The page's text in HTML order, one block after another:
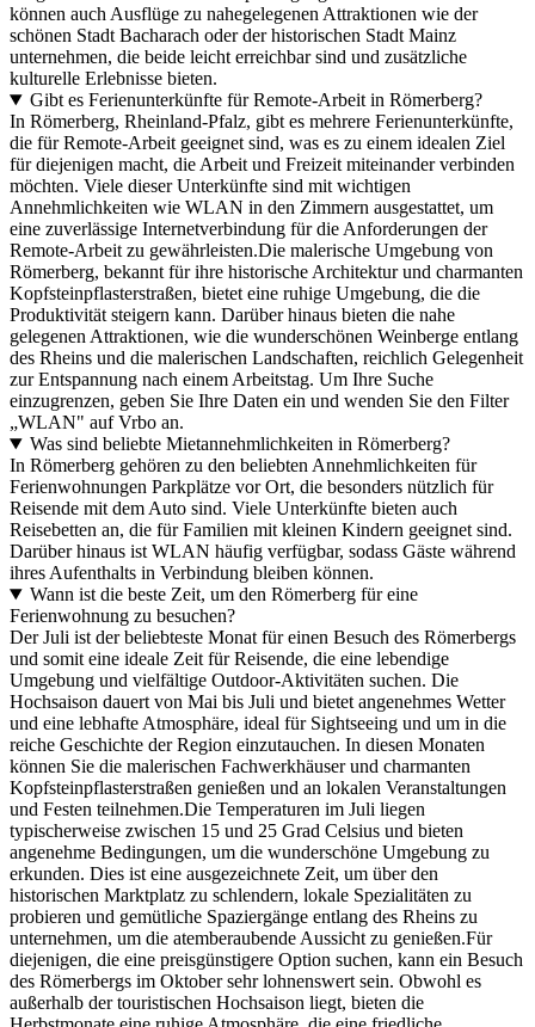
können auch Ausflüge zu nahegelegenen Attraktionen wie der
schönen Stadt Bacharach oder der historischen Stadt Mainz
unternehmen, die beide leicht erreichbar sind und zusätzliche
kulturelle Erlebnisse bieten.
Gibt es Ferienunterkünfte für Remote-Arbeit in Römerberg?
In Römerberg, Rheinland-Pfalz, gibt es mehrere Ferienunterkünfte,
die für Remote-Arbeit geeignet sind, was es zu einem idealen Ziel
für diejenigen macht, die Arbeit und Freizeit miteinander verbinden
möchten. Viele dieser Unterkünfte sind mit wichtigen
Annehmlichkeiten wie WLAN in den Zimmern ausgestattet, um
eine zuverlässige Internetverbindung für die Anforderungen der
Remote-Arbeit zu gewährleisten.Die malerische Umgebung von
Römerberg, bekannt für ihre historische Architektur und charmanten
Kopfsteinpflasterstraßen, bietet eine ruhige Umgebung, die die
Produktivität steigern kann. Darüber hinaus bieten die nahe
gelegenen Attraktionen, wie die wunderschönen Weinberge entlang
des Rheins und die malerischen Landschaften, reichlich Gelegenheit
zur Entspannung nach einem Arbeitstag. Um Ihre Suche
einzugrenzen, geben Sie Ihre Daten ein und wenden Sie den Filter
„WLAN" auf Vrbo an.
Was sind beliebte Mietannehmlichkeiten in Römerberg?
In Römerberg gehören zu den beliebten Annehmlichkeiten für
Ferienwohnungen Parkplätze vor Ort, die besonders nützlich für
Reisende mit dem Auto sind. Viele Unterkünfte bieten auch
Reisebetten an, die für Familien mit kleinen Kindern geeignet sind.
Darüber hinaus ist WLAN häufig verfügbar, sodass Gäste während
ihres Aufenthalts in Verbindung bleiben können.
Wann ist die beste Zeit, um den Römerberg für eine
Ferienwohnung zu besuchen?
Der Juli ist der beliebteste Monat für einen Besuch des Römerbergs
und somit eine ideale Zeit für Reisende, die eine lebendige
Umgebung und vielfältige Outdoor-Aktivitäten suchen. Die
Hochsaison dauert von Mai bis Juli und bietet angenehmes Wetter
und eine lebhafte Atmosphäre, ideal für Sightseeing und um in die
reiche Geschichte der Region einzutauchen. In diesen Monaten
können Sie die malerischen Fachwerkhäuser und charmanten
Kopfsteinpflasterstraßen genießen und an lokalen Veranstaltungen
und Festen teilnehmen.Die Temperaturen im Juli liegen
typischerweise zwischen 15 und 25 Grad Celsius und bieten
angenehme Bedingungen, um die wunderschöne Umgebung zu
erkunden. Dies ist eine ausgezeichnete Zeit, um über den
historischen Marktplatz zu schlendern, lokale Spezialitäten zu
probieren und gemütliche Spaziergänge entlang des Rheins zu
unternehmen, um die atemberaubende Aussicht zu genießen.Für
diejenigen, die eine preisgünstigere Option suchen, kann ein Besuch
des Römerbergs im Oktober sehr lohnenswert sein. Obwohl es
außerhalb der touristischen Hochsaison liegt, bieten die